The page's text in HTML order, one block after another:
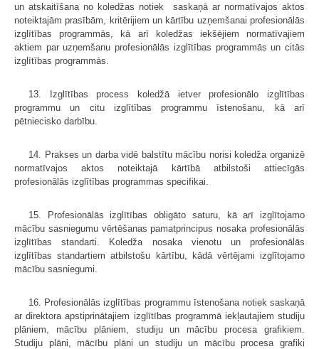
un atskaitīšana no koledžas notiek saskaņā ar normatīvajos aktos
noteiktajām prasībām, kritērijiem un kārtību uzņemšanai profesionālās
izglītības programmās, kā arī koledžas iekšējiem normatīvajiem
aktiem par uzņemšanu profesionālās izglītības programmās un citās
izglītības programmās.
13. Izglītības process koledžā ietver profesionālo izglītības
programmu un citu izglītības programmu īstenošanu, kā arī
pētniecisko darbību.
14. Prakses un darba vidē balstītu mācību norisi koledža organizē
normatīvajos aktos noteiktajā kārtībā atbilstoši attiecīgās
profesionālās izglītības programmas specifikai.
15. Profesionālās izglītības obligāto saturu, kā arī izglītojamo
mācību sasniegumu vērtēšanas pamatprincipus nosaka profesionālās
izglītības standarti. Koledža nosaka vienotu un profesionālās
izglītības standartiem atbilstošu kārtību, kādā vērtējami izglītojamo
mācību sasniegumi.
16. Profesionālās izglītības programmu īstenošana notiek saskaņā
ar direktora apstiprinātajiem izglītības programmā iekļautajiem studiju
plāniem, mācību plāniem, studiju un mācību procesa grafikiem.
Studiju plāni, mācību plāni un studiju un mācību procesa grafiki